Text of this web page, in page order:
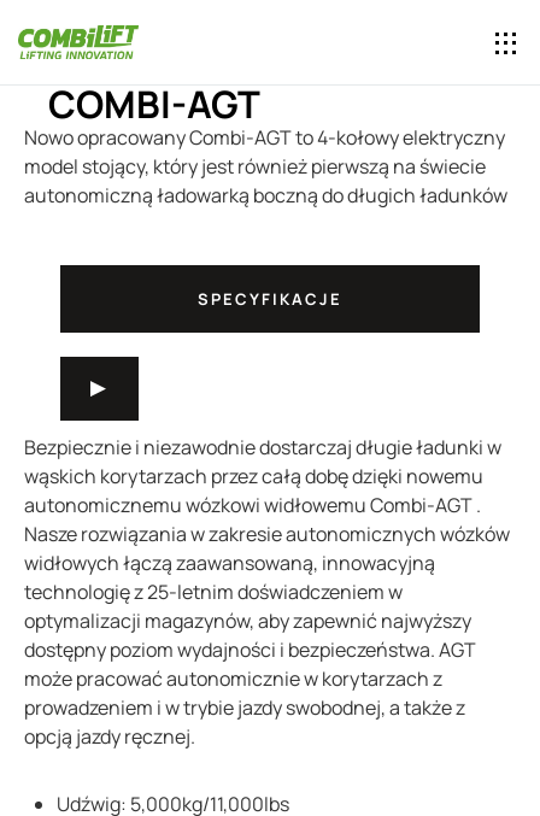
COMBI-AGT
Nowo opracowany Combi-AGT to 4-kołowy elektryczny
model stojący, który jest również pierwszą na świecie
autonomiczną ładowarką boczną do długich ładunków
SPECYFIKACJE
Bezpiecznie i niezawodnie dostarczaj długie ładunki w
wąskich korytarzach przez całą dobę dzięki nowemu
autonomicznemu wózkowi widłowemu Combi-AGT .
Nasze rozwiązania w zakresie autonomicznych wózków
widłowych łączą zaawansowaną, innowacyjną
technologię z 25-letnim doświadczeniem w
optymalizacji magazynów, aby zapewnić najwyższy
dostępny poziom wydajności i bezpieczeństwa. AGT
może pracować autonomicznie w korytarzach z
prowadzeniem i w trybie jazdy swobodnej, a także z
opcją jazdy ręcznej.
Udźwig: 5,000kg/11,000lbs